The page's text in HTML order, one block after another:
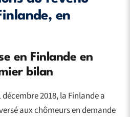
en
en Finlande en
bilan
2018, la Finlande a
aux chômeurs en demande